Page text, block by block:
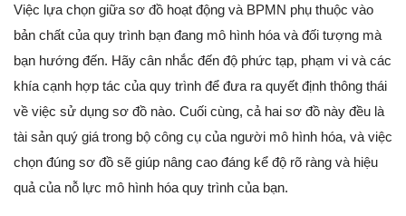
Việc lựa chọn giữa sơ đồ hoạt động và BPMN phụ thuộc vào
bản chất của quy trình bạn đang mô hình hóa và đối tượng mà
bạn hướng đến. Hãy cân nhắc đến độ phức tạp, phạm vi và các
khía cạnh hợp tác của quy trình để đưa ra quyết định thông thái
về việc sử dụng sơ đồ nào. Cuối cùng, cả hai sơ đồ này đều là
tài sản quý giá trong bộ công cụ của người mô hình hóa, và việc
chọn đúng sơ đồ sẽ giúp nâng cao đáng kể độ rõ ràng và hiệu
quả của nỗ lực mô hình hóa quy trình của bạn.